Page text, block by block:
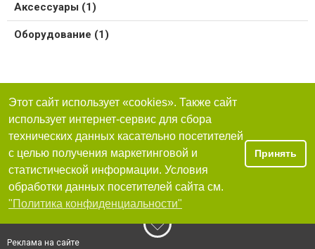
Аксессуары (1)
Оборудование (1)
Этот сайт использует «cookies». Также сайт
использует интернет-сервис для сбора
технических данных касательно посетителей
с целью получения маркетинговой и
статистической информации. Условия
обработки данных посетителей сайта см.
"Политика конфиденциальности"
Принять
Реклама на сайте